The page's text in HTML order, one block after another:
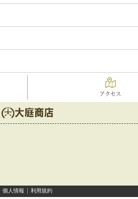
アクセス
個人情報 利用規約